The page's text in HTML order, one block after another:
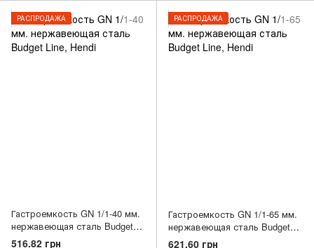
РАСПРОДАЖА
Гастроемкость GN 1/1-40 мм.
нержавеющая сталь Budget
Line, Hendi
516.82 грн
РАСПРОДАЖА
Гастроемкость GN 1/1-65 мм.
нержавеющая сталь Budget
Line, Hendi
621.60 грн